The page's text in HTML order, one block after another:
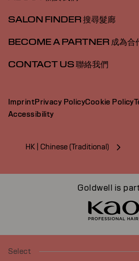
SALON FINDER 搜尋髮廊
BECOME A PARTNER 成為合
CONTACT US 聯絡我們
ImprintPrivacy PolicyCookie Policy
Accessibility
HK | Chinese (Traditional)
Goldwell is
Select